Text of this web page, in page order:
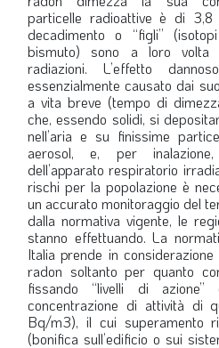
particelle radioattive è di
decadimento o “figli”
bismuto) sono a loro volta
radiazioni. L’effetto
essenzialmente causato dai
a vita breve (tempo di
che, essendo solidi, si
nell’aria e su finissime
aerosol, e, per
dell’apparato respiratorio
rischi per la popolazione è
un accurato monitoraggio del
dalla normativa vigente, le
stanno effettuando. La
Italia prende in
radon soltanto per quanto
fissando “livelli di
concentrazione di attività di
Bq/m3), il cui superamento
(bonifica sull’edificio o sui